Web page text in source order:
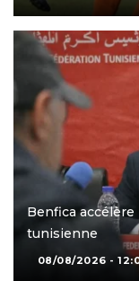
Benfica
tunisienne
08/08/2026 -